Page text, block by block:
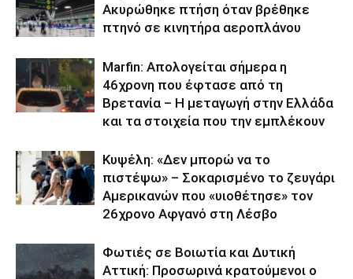
Ακυρώθηκε πτήση όταν βρέθηκε
πτηνό σε κινητήρα αεροπλάνου
Marfin: Απολογείται σήμερα η
46χρονη που έφτασε από τη
Βρετανία – Η μεταγωγή στην Ελλάδα
και τα στοιχεία που την εμπλέκουν
Κυψέλη: «Δεν μπορώ να το
πιστέψω» – Σοκαρισμένο το ζευγάρι
Αμερικανών που «υιοθέτησε» τον
26χρονο Αφγανό στη Λέσβο
Φωτιές σε Βοιωτία και Δυτική
Αττική: Προσωρινά κρατούμενοι ο